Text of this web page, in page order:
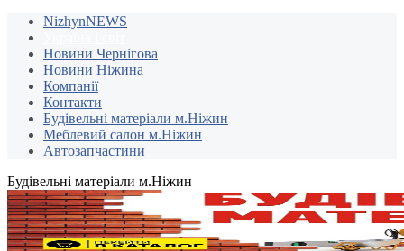
NizhynNEWS
Новини Чернігова
Новини Ніжина
Компанії
Контакти
Будівельні матеріали м.Ніжин
Меблевий салон м.Ніжин
Автозапчастини
Будівельні матеріали м.Ніжин